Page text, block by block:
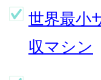
世界最小
収マシン